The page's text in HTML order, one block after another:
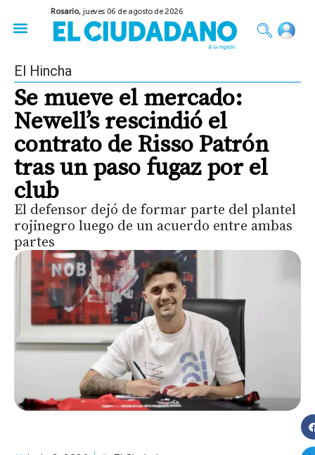
Rosario,jueves 06 de agosto de 2026
El Hincha
Se mueve el mercado:
Newell’s rescindió el
contrato de Risso Patrón
tras un paso fugaz por el
club
El defensor dejó de formar parte del plantel
rojinegro luego de un acuerdo entre ambas
partes